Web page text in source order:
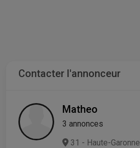
Contacter l'annonceur
Matheo
3 annonces
31 - Haute-Garonne